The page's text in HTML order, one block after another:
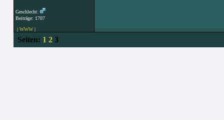
Geschlecht:
Beiträge: 1707
| WWW|
Seiten: 1 23